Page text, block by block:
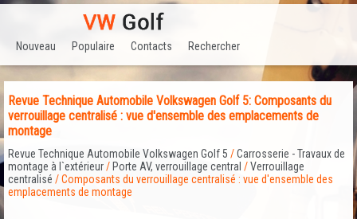
Nouveau Populaire Contacts Rechercher
Revue Technique Automobile Volkswagen Golf 5: Composants du
verrouillage centralisé : vue d'ensemble des emplacements de
montage
Revue Technique Automobile Volkswagen Golf 5 /Carrosserie - Travaux de
montage à l`extérieur/ Porte AV, verrouillage central /Verrouillage
centralisé / Composants du verrouillage centralisé : vue d'ensemble des
emplacements de montage